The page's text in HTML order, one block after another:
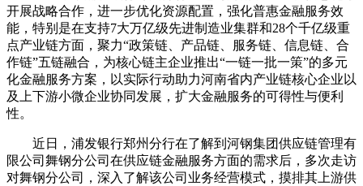
开展战略合作，进一步优化资源配置，强化普惠金融服务效
能，特别是在支持7大万亿级先进制造业集群和28个千亿级重
点产业链方面，聚力“政策链、产品链、服务链、信息链、合
作链”五链融合，为核心链主企业推出“一链一批一策”的多元
化金融服务方案，以实际行动助力河南省内产业链核心企业以
及上下游小微企业协同发展，扩大金融服务的可得性与便利
性。
近日，浦发银行郑州分行在了解到河钢集团供应链管理有
限公司舞钢分公司在供应链金融服务方面的需求后，多次走访
对舞钢分公司，深入了解该公司业务经营模式，摸排其上游供